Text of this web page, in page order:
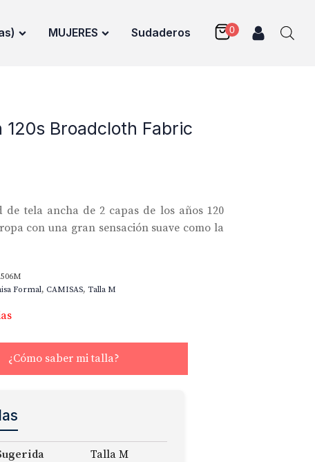
MUJERES Sudaderos
120s Broadcloth Fabric
de tela ancha de 2 capas de los años 120
con una gran sensación suave como la
Formal, CAMISAS, Talla M
¿Cómo saber mi talla?
Talla M